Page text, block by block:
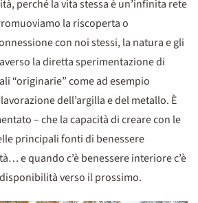
perché la vita stessa è un’infinita rete
la riscoperta o
con noi stessi, la natura e gli
la diretta sperimentazione di
“originarie” come ad esempio
dell’argilla e del metallo. È
– che la capacità di creare con le
principali fonti di benessere
e quando c’è benessere interiore c’è
verso il prossimo.